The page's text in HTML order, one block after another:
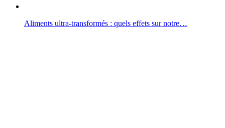
Aliments ultra-transformés : quels effets sur notre…